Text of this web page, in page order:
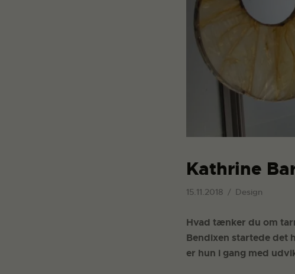
Kathrine
15.11.2018 Design
Hvad tænker du om
Bendixen startede det
er hun i gang med